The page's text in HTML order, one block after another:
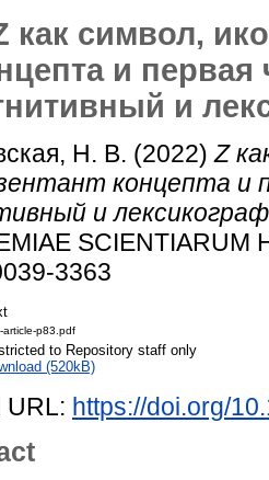
как символ,
и
и
Н. В. (2022)Z
концепта и
и
SCIENTIARUM
3363
article-p83.pdf
to Repository staff only
(520kB)
URL: https://doi.org/